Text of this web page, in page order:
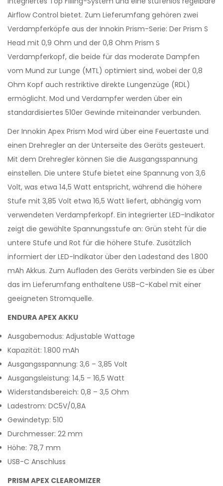
Airflow Control bietet. Zum Lieferumfang gehören zwei
Verdampferköpfe aus der Innokin Prism-Serie: Der Prism S
Head mit 0,9 Ohm und der 0,8 Ohm Prism S
Verdampferkopf, die beide für das moderate Dampfen
vom Mund zur Lunge (MTL) optimiert sind, wobei der 0,8
Ohm Kopf auch restriktive direkte Lungenzüge (RDL)
ermöglicht. Mod und Verdampfer werden über ein
standardisiertes 510er Gewinde miteinander verbunden.
Der Innokin Apex Prism Mod wird über eine Feuertaste und
einen Drehregler an der Unterseite des Geräts gesteuert.
Mit dem Drehregler können Sie die Ausgangsspannung
einstellen. Die untere Stufe bietet eine Spannung von 3,6
Volt, was etwa 14,5 Watt entspricht, während die höhere
Stufe mit 3,85 Volt etwa 16,5 Watt liefert, abhängig vom
verwendeten Verdampferkopf. Ein integrierter LED-Indikator
zeigt die gewählte Spannungsstufe an: Grün steht für die
untere Stufe und Rot für die höhere Stufe. Zusätzlich
informiert der LED-Indikator über den Ladestand des 1.800
mAh Akkus. Zum Aufladen des Geräts verbinden Sie es über
das im Lieferumfang enthaltene USB-C-Kabel mit einer
geeigneten Stromquelle.
ENDURA APEX AKKU
Ausgabemodus: Adjustable Wattage
Kapazität: 1.800 mAh
Ausgangsspannung: 3,6 – 3,85 Volt
Ausgangsleistung: 14,5 – 16,5 Watt
Widerstandsbereich: 0,8 – 3,5 Ohm
Ladestrom: DC5V/0,8A
Gewindetyp: 510
Durchmesser: 22 mm
Höhe: 78,7 mm
USB-C Anschluss
PRISM APEX CLEAROMIZER